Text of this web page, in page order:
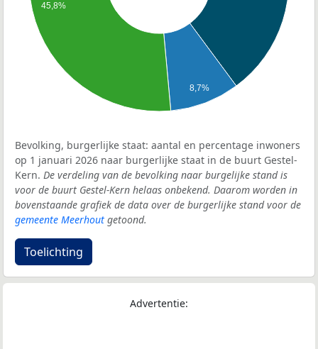
8,7%
45,8%
Bevolking, burgerlijke staat: aantal en percentage inwoners
op 1 januari 2026 naar burgerlijke staat in de buurt Gestel-
Kern. De verdeling van de bevolking naar burgelijke stand is
voor de buurt Gestel-Kern helaas onbekend. Daarom worden in
bovenstaande grafiek de data over de burgerlijke stand voor de
gemeente Meerhout getoond.
Toelichting
Advertentie: